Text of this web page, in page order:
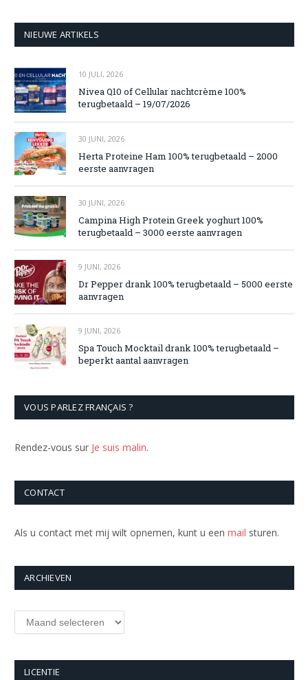
NIEUWE ARTIKELS
10 JULI, 2026
Nivea Q10 of Cellular nachtcrème 100%
terugbetaald – 19/07/2026
30 JUNI, 2026
Herta Proteine Ham 100% terugbetaald – 2000
eerste aanvragen
30 JUNI, 2026
Campina High Protein Greek yoghurt 100%
terugbetaald – 3000 eerste aanvragen
9 JUNI, 2026
Dr Pepper drank 100% terugbetaald – 5000 eerste
aanvragen
9 JUNI, 2026
Spa Touch Mocktail drank 100% terugbetaald –
beperkt aantal aanvragen
VOUS PARLEZ FRANÇAIS ?
Rendez-vous sur Je suis malin.
CONTACT
Als u contact met mij wilt opnemen, kunt u een mail sturen.
ARCHIEVEN
Archieven
LICENTIE